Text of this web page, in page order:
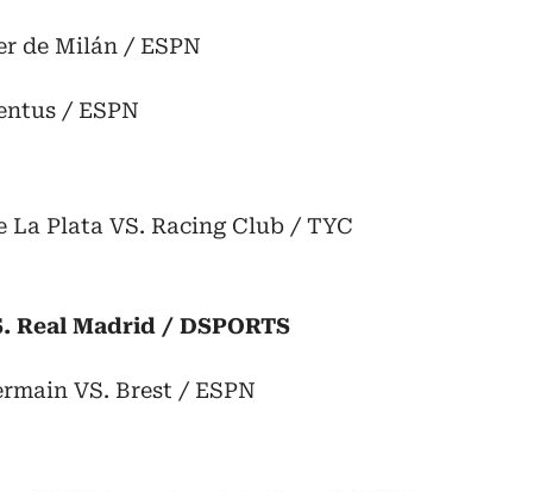
de Milán / ESPN
/ ESPN
La Plata VS. Racing Club / TYC
Real Madrid / DSPORTS
VS. Brest / ESPN